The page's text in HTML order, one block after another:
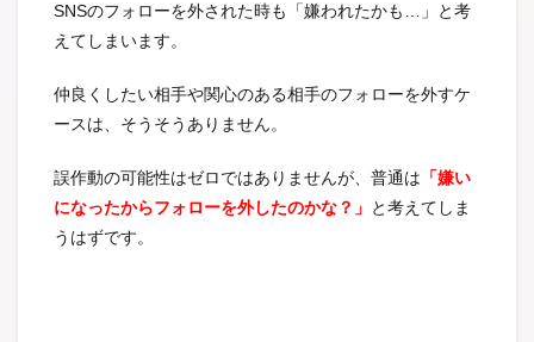
SNSのフォローを外された時も「嫌われたかも…」と考
えてしまいます。
仲良くしたい相手や関心のある相手のフォローを外すケ
ースは、そうそうありません。
誤作動の可能性はゼロではありませんが、普通は 「嫌い
になったからフォローを外したのかな？」 と考えてしま
うはずです。